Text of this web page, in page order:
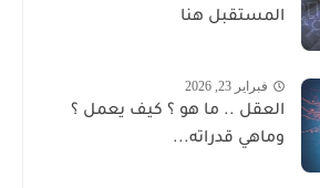
المستقبل هنا
فبراير 23, 2026
العقل .. ما هو ؟ كيف يعمل ؟
وماهي قدراته...